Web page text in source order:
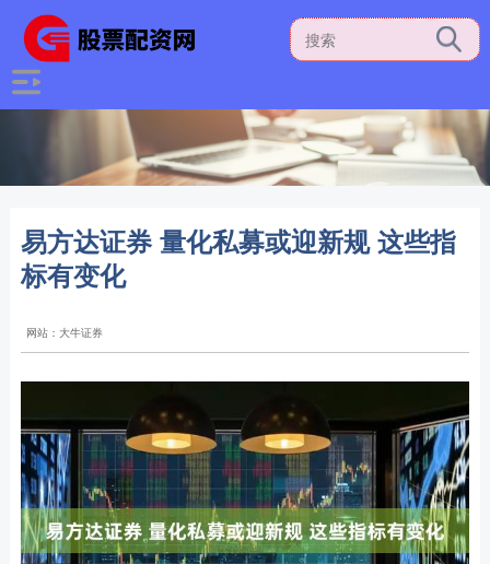
易方达证券 量化私募或迎新规 这些指
标有变化
网站：大牛证券